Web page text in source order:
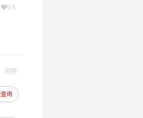
0人
刚刚
询